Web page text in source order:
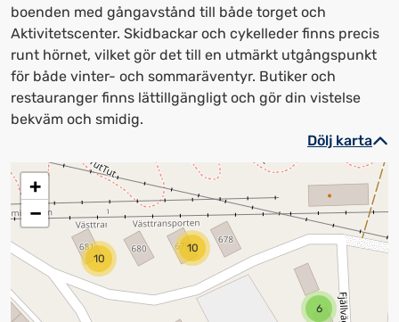
boenden med gångavstånd till både torget och
Aktivitetscenter. Skidbackar och cykelleder finns precis
runt hörnet, vilket gör det till en utmärkt utgångspunkt
för både vinter- och sommaräventyr. Butiker och
restauranger finns lättillgängligt och gör din vistelse
bekväm och smidig.
Dölj karta
6
10
10
+
−